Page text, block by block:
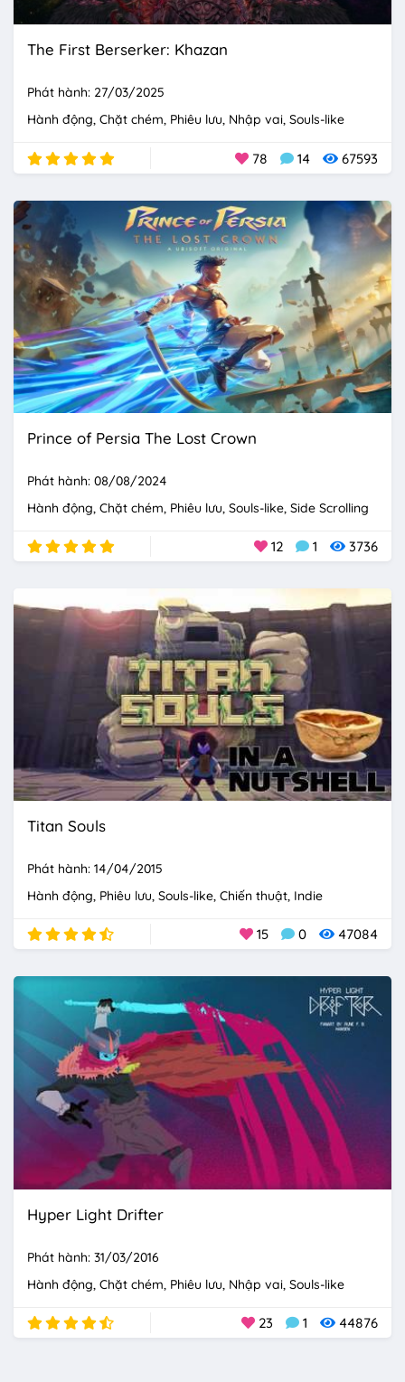
The First Berserker: Khazan
Phát hành: 27/03/2025
Hành động Chặt chém Phiêu lưu Nhập vai Souls-like
78 14 67593
Prince of Persia The Lost Crown
Phát hành: 08/08/2024
Hành động Chặt chém Phiêu lưu Souls-like Side Scrolling
12 1 3736
Titan Souls
Phát hành: 14/04/2015
Hành động Phiêu lưu Souls-like Chiến thuật Indie
15 0 47084
Hyper Light Drifter
Phát hành: 31/03/2016
Hành động Chặt chém Phiêu lưu Nhập vai Souls-like
23 1 44876